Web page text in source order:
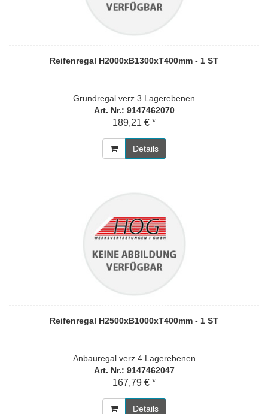
Reifenregal H2000xB1300xT400mm - 1 ST
Grundregal verz.3 Lagerebenen
Art. Nr.: 9147462070
189,21 € *
Details
Reifenregal H2500xB1000xT400mm - 1 ST
Anbauregal verz.4 Lagerebenen
Art. Nr.: 9147462047
167,79 € *
Details